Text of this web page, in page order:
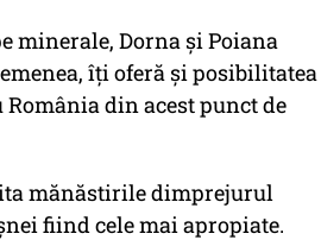
minerale, Dorna și Poiana
îți oferă și posibilitatea
din acest punct de
mănăstirile dimprejurul
fiind cele mai apropiate.